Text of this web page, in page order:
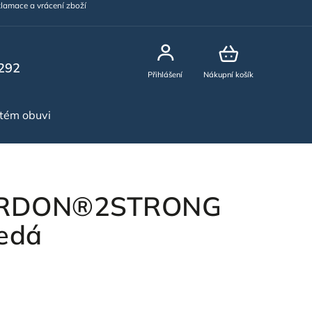
a vrácení zboží
Nákupní košík
Přihlášení
obuvi